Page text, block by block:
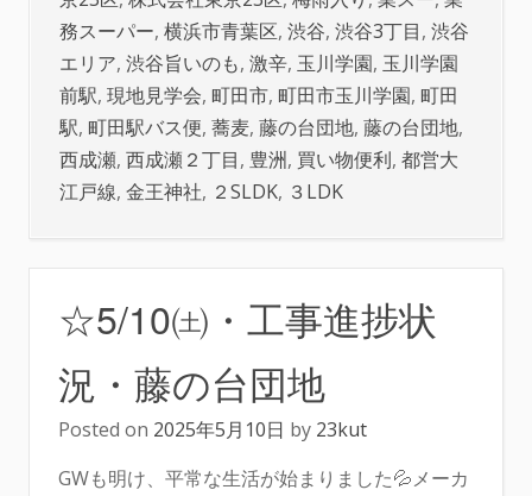
務スーパー, 横浜市青葉区, 渋谷, 渋谷3丁目, 渋谷
エリア, 渋谷旨いのも, 激辛, 玉川学園, 玉川学園
前駅, 現地見学会, 町田市, 町田市玉川学園, 町田
駅, 町田駅バス便, 蕎麦, 藤の台団地, 藤の台団地,
西成瀬, 西成瀬２丁目, 豊洲, 買い物便利, 都営大
江戸線, 金王神社, ２SLDK, ３LDK
☆5/10㈯・工事進捗状
況・藤の台団地
Posted on 2025年5月10日 by 23kut
GWも明け、平常な生活が始まりました💦メーカ